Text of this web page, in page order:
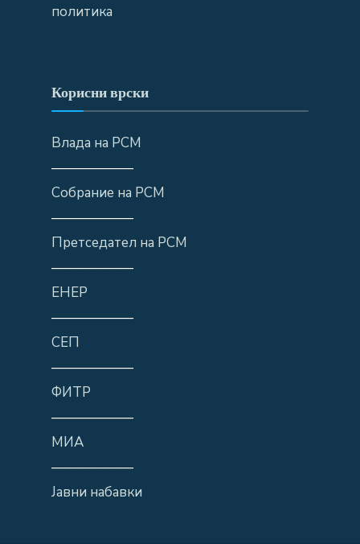
политика
Корисни врски
Влада на РСМ
——————
Собрание на РСМ
——————
Претседател на РСМ
——————
ЕНЕР
——————
СЕП
——————
ФИТР
——————
МИА
——————
Јавни набавки